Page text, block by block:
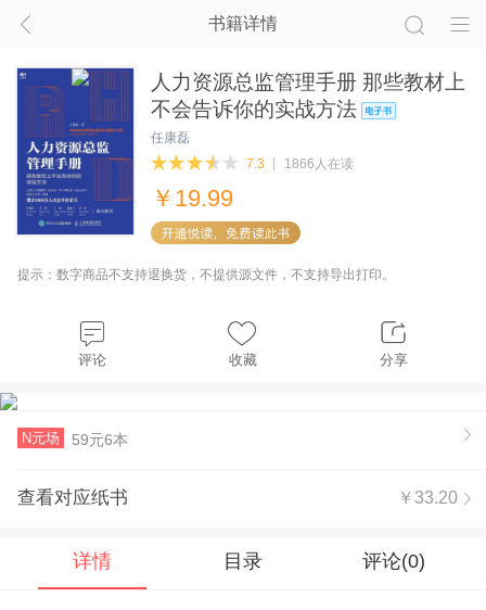
书籍详情
人力资源总监管理手册 那些教材上
不会告诉你的实战方法
任康磊
7.3
1866人在读
￥ 19.99
提示：数字商品不支持退换货，不提供源文件，不支持导出打印。
评论 收藏 分享
N元场 59元6本
查看对应纸书 ￥33.20
详情 目录 评论(0)